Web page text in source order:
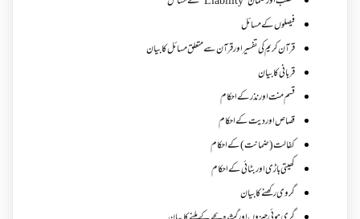
فیصلوں کے مسائل
قرآن کریم کی تفسیر اور قرآن سے متعلق مسائل کا بیان
قربانی کا بیان
قسم منت اور نذر کے احکام
قصاص اور دیت کے احکام
کفالت (ضمانت) کے احکام
کھیتی باڑی اور بٹائی کے احکام
گروی رکھنے کا بیان